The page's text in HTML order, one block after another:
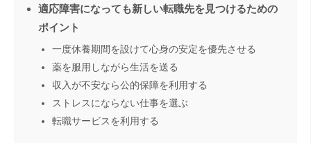
適応障害になっても新しい転職先を見つけるための
ポイント
一度休養期間を設けて心身の安定を優先させる
薬を服用しながら生活を送る
収入が不安なら公的保障を利用する
ストレスにならない仕事を選ぶ
転職サービスを利用する